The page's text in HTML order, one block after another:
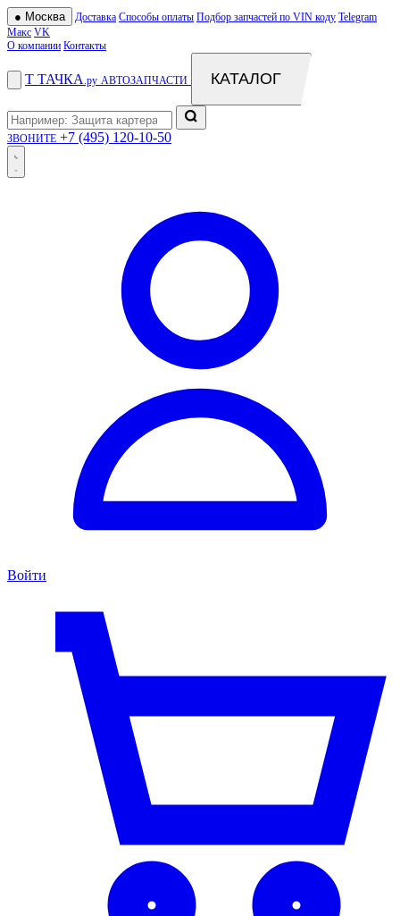
● Москва Доставка Способы оплаты Подбор запчастей по VIN коду Telegram
Макс VK
О компании Контакты
Т ТАЧКА .ру АВТОЗАПЧАСТИ КАТАЛОГ
ЗВОНИТЕ +7 (495) 120-10-50
Войти